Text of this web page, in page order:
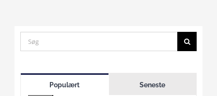
Search
for:
Populært Seneste
accept